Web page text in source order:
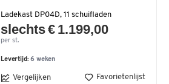
Ladekast DP04D, 11 schuifladen
slechts € 1.199,00
per st.
Levertijd:6 weken
Vergelijken Favorietenlijst